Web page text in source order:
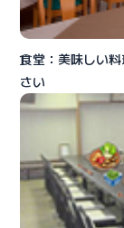
食堂：美味しい
さい